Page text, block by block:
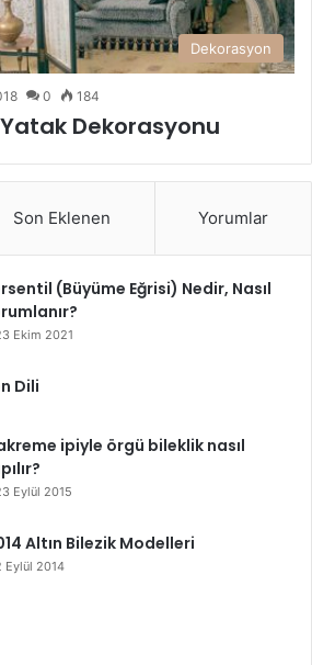
Dekorasyon
0 184
Dekorasyonu
Son Eklenen Yorumlar
(Büyüme Eğrisi) Nedir, Nasıl
Ekim 2021
Dili
ipiyle örgü bileklik nasıl
Eylül 2015
Altın Bilezik Modelleri
Eylül 2014